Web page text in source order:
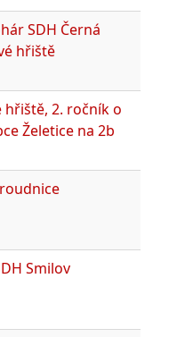
SDH Černá
hřiště
2. ročník o
Želetice na 2b
Smilov